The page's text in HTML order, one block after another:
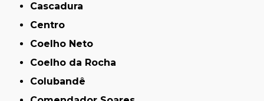
Cascadura
Centro
Coelho Neto
Coelho da Rocha
Colubandê